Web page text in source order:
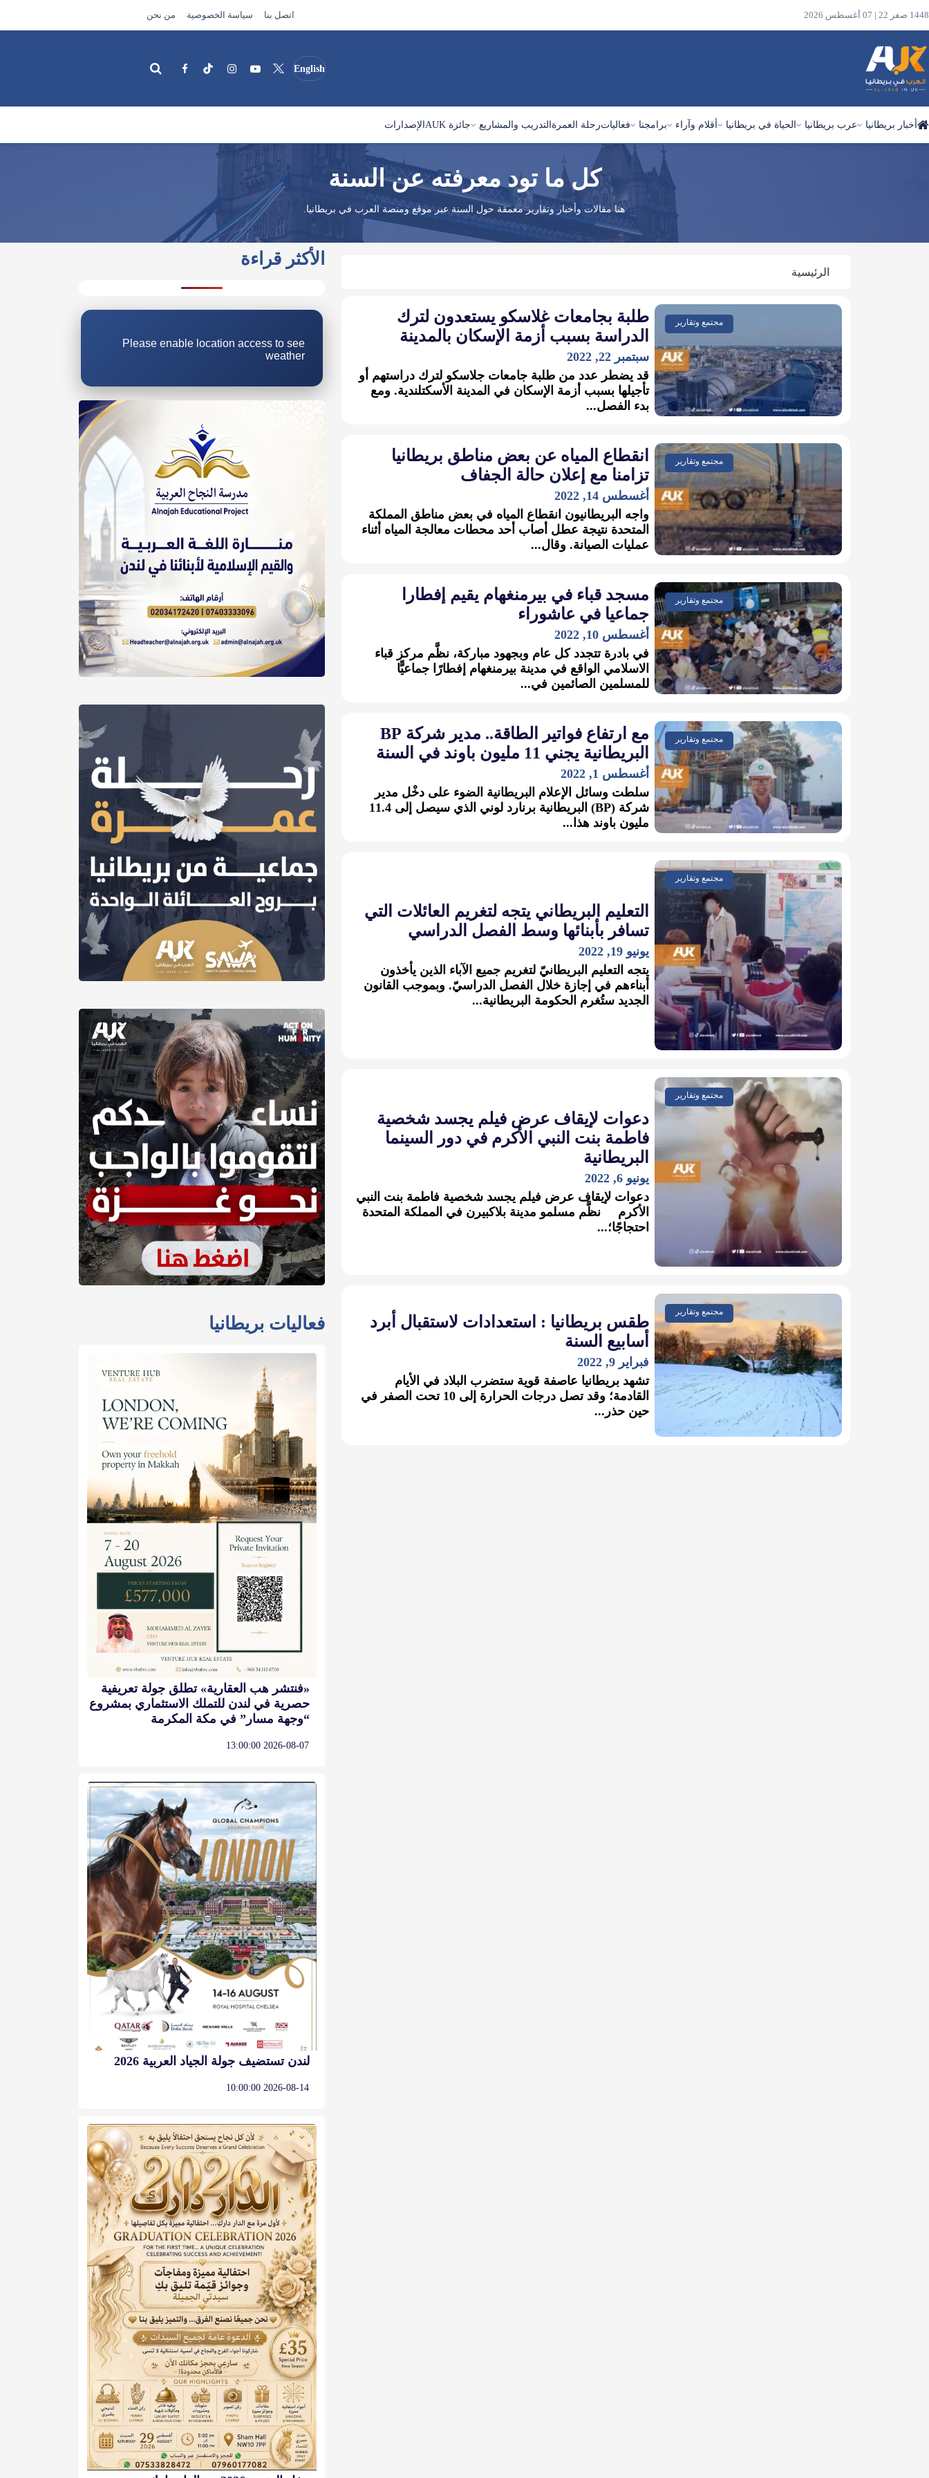
1448 صفر 22 | 07 أغسطس 2026 اتصل بنا سياسة الخصوصية من نحن
English
أخبار بريطانيا عرب بريطانيا الحياة في بريطانيا أقلام وآراء برامجنا فعالياترحلة العمرة التدريب والمشاريع جائزة AUK الإصدارات
كل ما تود معرفته عن السنة
هنا مقالات وأخبار وتقارير معمقة حول السنة عبر موقع ومنصة العرب في بريطانيا.
الرئيسية
مجتمع وتقارير
طلبة بجامعات غلاسكو يستعدون لترك
الدراسة بسبب أزمة الإسكان بالمدينة
سبتمبر 22, 2022
قد يضطر عدد من طلبة جامعات جلاسكو لترك دراستهم أو
تأجيلها بسبب أزمة الإسكان في المدينة الأسكتلندية. ومع
بدء الفصل...
مجتمع وتقارير
انقطاع المياه عن بعض مناطق بريطانيا
تزامنا مع إعلان حالة الجفاف
أغسطس 14, 2022
واجه البريطانيون انقطاع المياه في بعض مناطق المملكة
المتحدة نتيجة عطل أصاب أحد محطات معالجة المياه أثناء
عمليات الصيانة. وقال...
مجتمع وتقارير
مسجد قباء في بيرمنغهام يقيم إفطارا
جماعيا في عاشوراء
أغسطس 10, 2022
في بادرة تتجدد كل عام وبجهود مباركة، نظَّم مركز قباء
الاسلامي الواقع في مدينة بيرمنغهام إفطارًا جماعيًّا
للمسلمين الصائمين في...
مجتمع وتقارير
مع ارتفاع فواتير الطاقة.. مدير شركة BP
البريطانية يجني 11 مليون باوند في السنة
أغسطس 1, 2022
سلطت وسائل الإعلام البريطانية الضوء على دخْل مدير
شركة (BP) البريطانية برنارد لوني الذي سيصل إلى 11.4
مليون باوند هذا...
مجتمع وتقارير
التعليم البريطاني يتجه لتغريم العائلات التي
تسافر بأبنائها وسط الفصل الدراسي
يونيو 19, 2022
يتجه التعليم البريطانيّ لتغريم جميع الآباء الذين يأخذون
أبناءهم في إجازة خلال الفصل الدراسيّ. وبموجب القانون
الجديد ستُغرم الحكومة البريطانية...
مجتمع وتقارير
دعوات لإيقاف عرض فيلم يجسد شخصية
فاطمة بنت النبي الأكرم في دور السينما
البريطانية
يونيو 6, 2022
دعوات لإيقاف عرض فيلم يجسد شخصية فاطمة بنت النبي
الأكرم نظَّم مسلمو مدينة بلاكبيرن في المملكة المتحدة
احتجاجًا؛...
مجتمع وتقارير
طقس بريطانيا : استعدادات لاستقبال أبرد
أسابيع السنة
فبراير 9, 2022
تشهد بريطانيا عاصفة قوية ستضرب البلاد في الأيام
القادمة؛ وقد تصل درجات الحرارة إلى 10 تحت الصفر في
حين حذر...
الأكثر قراءة
Please enable location access to see
weather
فعاليات بريطانيا
«فنتشر هب العقارية» تطلق جولة تعريفية
حصرية في لندن للتملك الاستثماري بمشروع
“وجهة مسار” في مكة المكرمة
2026-08-07 13:00:00
لندن تستضيف جولة الجياد العربية 2026
2026-08-14 10:00:00